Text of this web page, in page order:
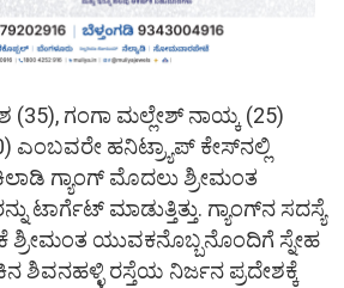
ಗಂಗಾ ಮಲ್ಲೇಶ್ ನಾಯ್ಕ (25)
ಎಂಬವರೇ ಹನಿಟ್ರ್ಯಾಪ್ ಕೇಸ್​ನಲ್ಲಿ
ಗ್ಯಾಂಗ್ ಮೊದಲು ಶ್ರೀಮಂತ
ಟಾರ್ಗೆಟ್ ಮಾಡುತ್ತಿತ್ತು. ಗ್ಯಾಂಗ್‌ನ ಸದಸ್ಯೆ
ಯುವಕನೊಬ್ಬನೊಂದಿಗೆ ಸ್ನೇಹ
ಶಿವನಹಳ್ಳಿ ರಸ್ತೆಯ ನಿರ್ಜನ ಪ್ರದೇಶಕ್ಕೆ